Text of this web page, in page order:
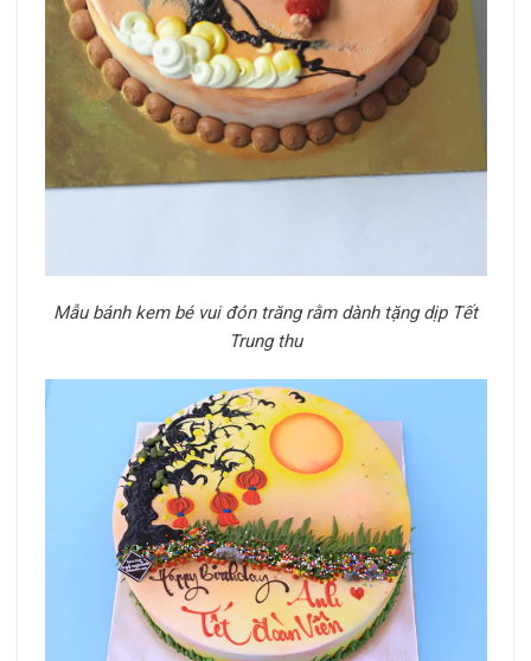
Mẫu bánh kem bé vui đón trăng rằm dành tặng dịp Tết
Trung thu